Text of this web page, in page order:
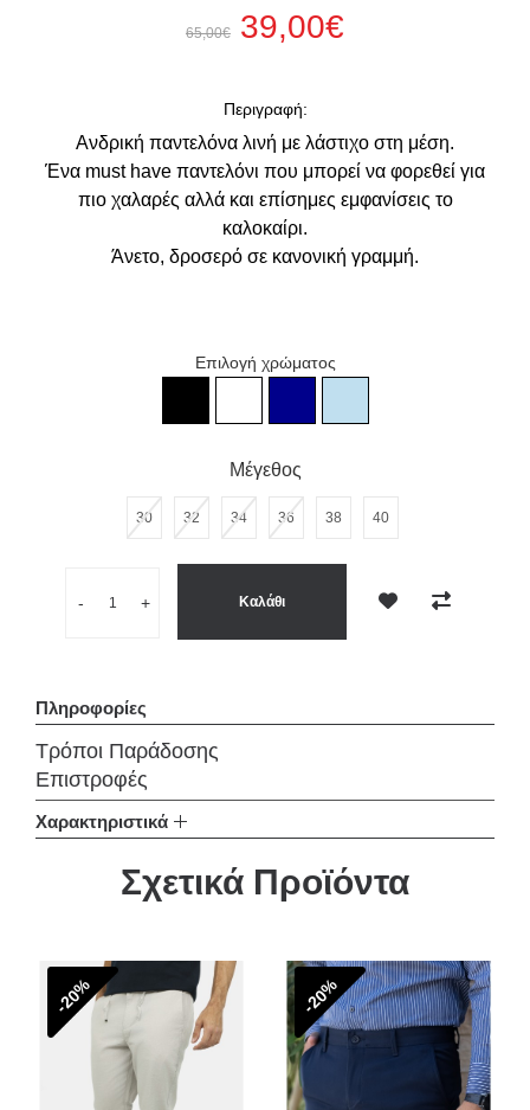
65,00€ 39,00€
Περιγραφή:
Ανδρική παντελόνα λινή με λάστιχο στη μέση.
Ένα must have παντελόνι που μπορεί να φορεθεί για
πιο χαλαρές αλλά και επίσημες εμφανίσεις το
καλοκαίρι.
Άνετο, δροσερό σε κανονική γραμμή.
Επιλογή χρώματος
Μέγεθος
30 32 34 36 38 40
- + Καλάθι
Πληροφορίες
Τρόποι Παράδοσης
Επιστροφές
Χαρακτηριστικά
Σχετικά Προϊόντα
-20% -20%